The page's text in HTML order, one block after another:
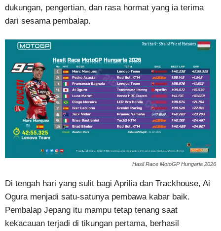
dukungan, pengertian, dan rasa hormat yang ia terima
dari sesama pembalap.
Hasil Race MotoGP Hungaria 2026
Di tengah hari yang sulit bagi Aprilia dan Trackhouse, Ai
Ogura menjadi satu-satunya pembawa kabar baik.
Pembalap Jepang itu mampu tetap tenang saat
kekacauan terjadi di tikungan pertama, berhasil